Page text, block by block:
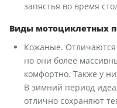
запястья во время
Виды мотоциклетных
Кожаные.
но они более
комфортно. Также у
В зимний период
отлично сохраняют